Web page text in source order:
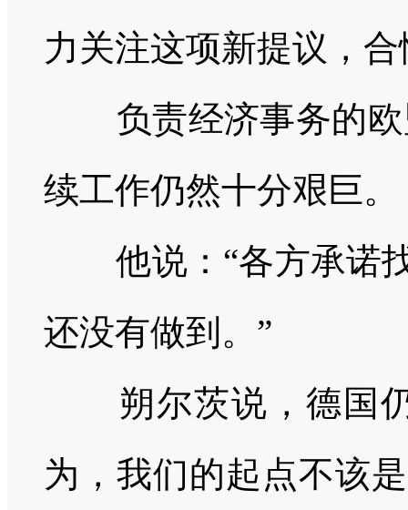
力关注这项新提议，
负责经济事务的欧
续工作仍然十分艰巨。
他说： “各方承诺
还没有做到。”
朔尔茨说，德国仍
为，我们的起点不该